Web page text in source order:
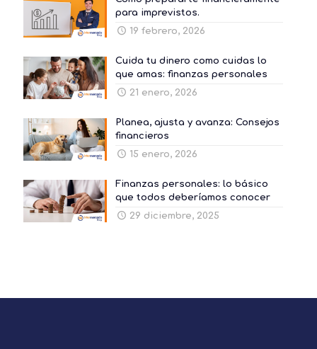
para imprevistos.
19 febrero, 2026
Cuida tu dinero como cuidas lo
que amas: finanzas personales
21 enero, 2026
Planea, ajusta y avanza: Consejos
financieros
15 enero, 2026
Finanzas personales: lo básico
que todos deberíamos conocer
29 diciembre, 2025